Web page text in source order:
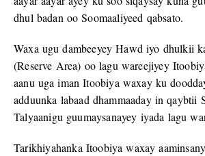
dhul badan oo Soomaaliyeed qabsato.
Waxa ugu dambeeyey Hawd iyo dhulkii
(Reserve Area) oo lagu wareejiyey
aanu uga iman Itoobiya waxay ku
adduunka labaad dhammaaday in qaybtii
Talyaanigu guumaysanayey iyada lagu
Tarikhiyahanka Itoobiya waxay